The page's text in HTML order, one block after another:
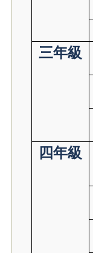
三年級
四年級